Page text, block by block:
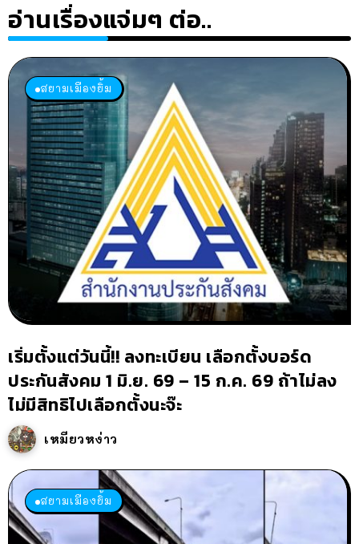
อ่านเรื่องแจ่มๆ ต่อ..
สยามเมืองยิ้ม
เริ่มตั้งแต่วันนี้!! ลงทะเบียน เลือกตั้งบอร์ด
ประกันสังคม 1 มิ.ย. 69 – 15 ก.ค. 69 ถ้าไม่ลง
ไม่มีสิทธิไปเลือกตั้งนะจ๊ะ
เหมียวหง่าว
สยามเมืองยิ้ม